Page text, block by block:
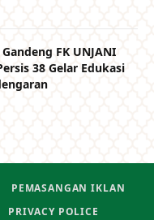
FK UNJANI
38 Gelar Edukasi
PEMASANGAN IKLAN
PRIVACY POLICE